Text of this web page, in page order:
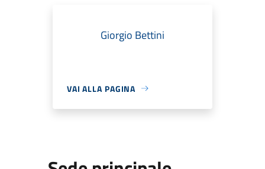
Giorgio Bettini
VAI ALLA PAGINA